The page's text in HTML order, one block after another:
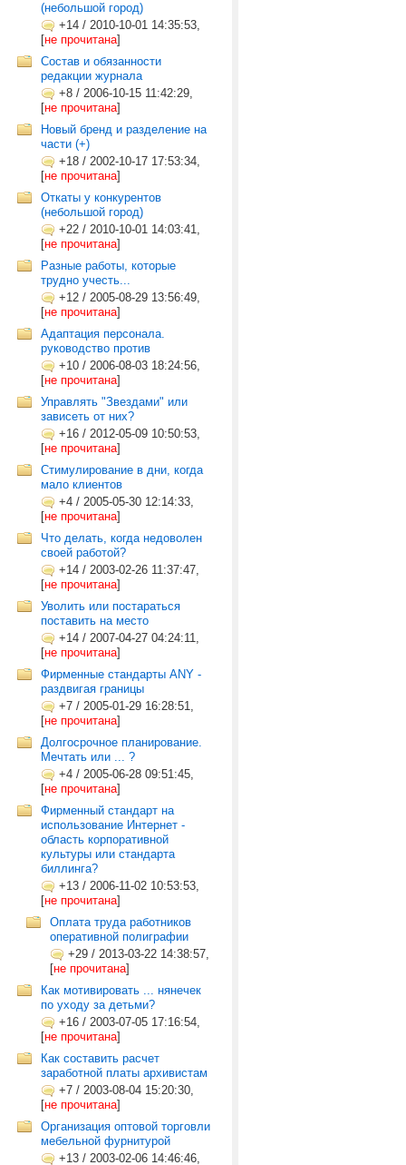
(небольшой город)
+14 / 2010-10-01 14:35:53,
[не прочитана]
Состав и обязанности
редакции журнала
+8 / 2006-10-15 11:42:29,
[не прочитана]
Новый бренд и разделение на
части (+)
+18 / 2002-10-17 17:53:34,
[не прочитана]
Откаты у конкурентов
(небольшой город)
+22 / 2010-10-01 14:03:41,
[не прочитана]
Разные работы, которые
трудно учесть...
+12 / 2005-08-29 13:56:49,
[не прочитана]
Адаптация персонала.
руководство против
+10 / 2006-08-03 18:24:56,
[не прочитана]
Управлять "Звездами" или
зависеть от них?
+16 / 2012-05-09 10:50:53,
[не прочитана]
Стимулирование в дни, когда
мало клиентов
+4 / 2005-05-30 12:14:33,
[не прочитана]
Что делать, когда недоволен
своей работой?
+14 / 2003-02-26 11:37:47,
[не прочитана]
Уволить или постараться
поставить на место
+14 / 2007-04-27 04:24:11,
[не прочитана]
Фирменные стандарты ANY -
раздвигая границы
+7 / 2005-01-29 16:28:51,
[не прочитана]
Долгосрочное планирование.
Мечтать или ... ?
+4 / 2005-06-28 09:51:45,
[не прочитана]
Фирменный стандарт на
использование Интернет -
область корпоративной
культуры или стандарта
биллинга?
+13 / 2006-11-02 10:53:53,
[не прочитана]
Оплата труда работников
оперативной полиграфии
+29 / 2013-03-22 14:38:57,
[не прочитана]
Как мотивировать ... нянечек
по уходу за детьми?
+16 / 2003-07-05 17:16:54,
[не прочитана]
Как составить расчет
заработной платы архивистам
+7 / 2003-08-04 15:20:30,
[не прочитана]
Организация оптовой торговли
мебельной фурнитурой
+13 / 2003-02-06 14:46:46,